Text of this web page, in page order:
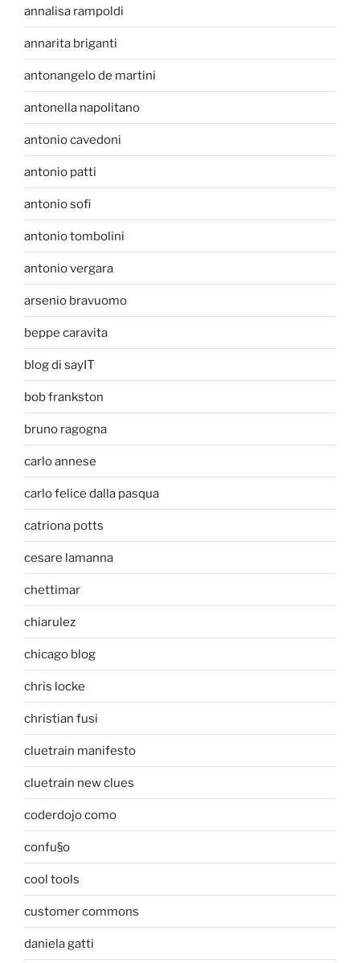
annalisa rampoldi
annarita briganti
antonangelo de martini
antonella napolitano
antonio cavedoni
antonio patti
antonio sofi
antonio tombolini
antonio vergara
arsenio bravuomo
beppe caravita
blog di sayIT
bob frankston
bruno ragogna
carlo annese
carlo felice dalla pasqua
catriona potts
cesare lamanna
chettimar
chiarulez
chicago blog
chris locke
christian fusi
cluetrain manifesto
cluetrain new clues
coderdojo como
confu§o
cool tools
customer commons
daniela gatti